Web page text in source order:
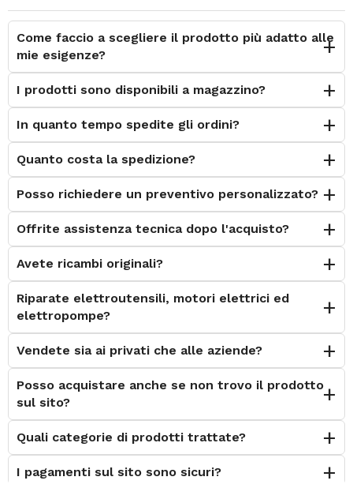
Come faccio a scegliere il prodotto più adatto alle
mie esigenze?
I prodotti sono disponibili a magazzino?
In quanto tempo spedite gli ordini?
Quanto costa la spedizione?
Posso richiedere un preventivo personalizzato?
Offrite assistenza tecnica dopo l'acquisto?
Avete ricambi originali?
Riparate elettroutensili, motori elettrici ed
elettropompe?
Vendete sia ai privati che alle aziende?
Posso acquistare anche se non trovo il prodotto
sul sito?
Quali categorie di prodotti trattate?
I pagamenti sul sito sono sicuri?